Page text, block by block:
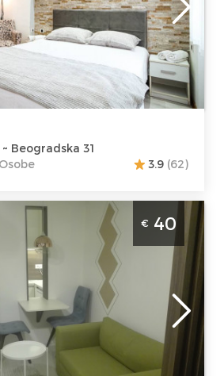
Gosti:2
Kvadratura :
m2
Struktura :
Beogradska 31
3.9 (62)
Galleria Beograd
u prizemlju stambene
ugosti do 2 osobe. Sastoji
Gosti:2
Kvadratura :
m2
€ 40